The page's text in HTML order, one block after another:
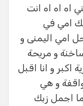
اه اه اه انت
امي في
امي اليمنى و
و مريحة
و انا اقبل
و هي
اجمل زبك